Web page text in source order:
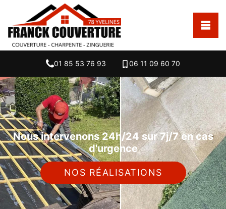
01 85 53 76 93 06 11 09 60 70
Nous intervenons 24h/24 sur 7j/7 en cas
d'urgence
NOS RÉALISATIONS